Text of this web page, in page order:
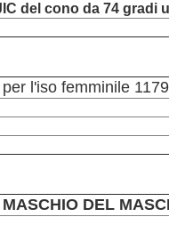
del cono da 74
l'iso femminile
DEL